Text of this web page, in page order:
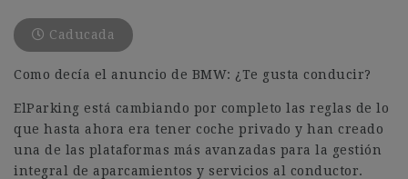
Caducada
Como decía el anuncio de BMW: ¿Te gusta conducir?
ElParking está cambiando por completo las reglas de lo
que hasta ahora era tener coche privado y han creado
una de las plataformas más avanzadas para la gestión
integral de aparcamientos y servicios al conductor.